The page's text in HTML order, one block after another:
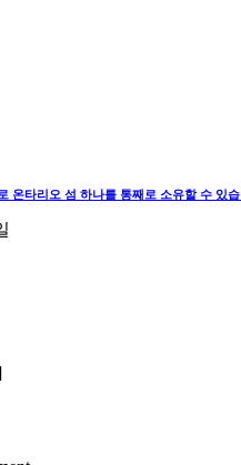
온타리오 섬 하나를 통째로 소유할 수 있